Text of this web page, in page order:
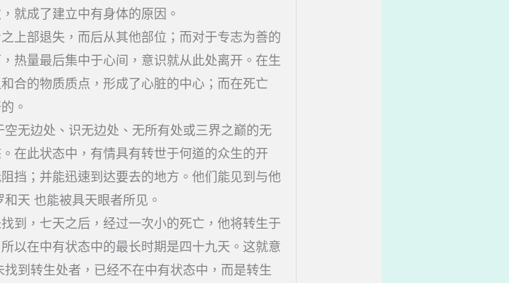
就成了建立中有身体的原因。
上部退失，而后从其他部位；而对于专志为善的
热量最后集中于心间，意识就从此处离开。在生
合的物质质点，形成了心脏的中心；而在死亡
。
无边处、识无边处、无所有处或三界之巅的无
在此状态中，有情具有转世于何道的众生的开
挡；并能迅速到达要去的地方。他们能见到与他
天 也能被具天眼者所见。
到，七天之后，经过一次小的死亡，他将转生于
以在中有状态中的最长时期是四十九天。这就意
到转生处者，已经不在中有状态中，而是转生